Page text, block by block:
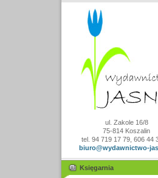
ul. Zakole 16/8
75-814 Koszalin
tel. 94 719 17 79, 606 44
biuro@wydawnictwo-
Księgarnia